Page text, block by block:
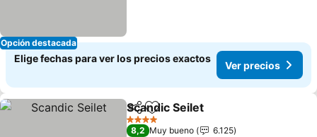
Opción destacada
Elige fechas para ver los precios exactos
Ver precios
CompartirAgregar a favoritos
Scandic Seilet
4 Estrellas
8,2 Muy bueno
6.125